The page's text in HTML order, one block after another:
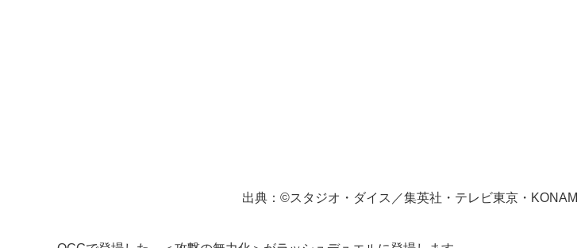
出典：©スタジオ・ダイス／集英社・テレビ東京・KONAMI